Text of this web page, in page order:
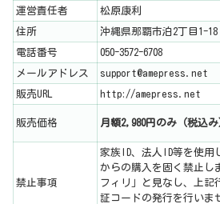
運営責任者
松原康利
住所
沖縄県那覇市泊2丁目1-
電話番号
050-3572-6708
メールアドレス
support@amepress.net
販売URL
http://amepress.net
販売価格 月額2,980円のみ（税込み
禁止事項
家族ID、法人ID等を使用
からの購入を固く禁止し
フィリ」と見なし、上記
証コードの発行を行いま